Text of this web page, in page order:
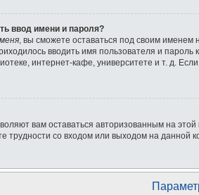
ввод имени и пароля?
, вы сможете оставаться под своим именем
вводить имя пользователя и
интернет-кафе, университете и т. д. Если
вам оставаться авторизованным на
трудности со входом или выходом на данной